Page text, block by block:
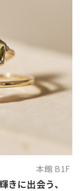
本館 B1F
きに出会う、